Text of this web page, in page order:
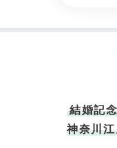
結婚記
神奈川